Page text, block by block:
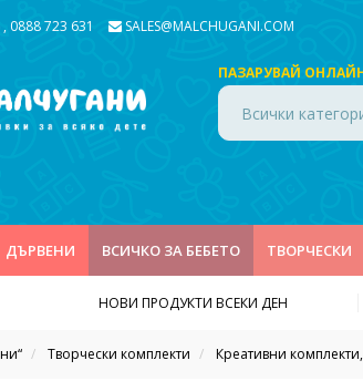
, 0888 723 631 SALES@MALCHUGANI.COM
ПАЗАРУВАЙ
Всички
ДЪРВЕНИ ВСИЧКО ЗА БЕБЕТО ТВОРЧЕСКИ
НОВИ ПРОДУКТИ ВСЕКИ ДЕН
Творчески комплекти Креативни